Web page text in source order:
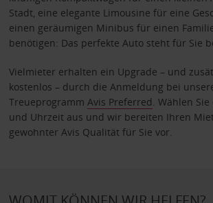
Stadt, eine elegante Limousine für eine
einen geräumigen Minibus für einen
benötigen: Das perfekte Auto steht für Sie
Vielmieter erhalten ein Upgrade – und
kostenlos – durch die Anmeldung bei
Treueprogramm Avis Preferred . Wählen
und Uhrzeit aus und wir bereiten Ihren
gewohnter Avis Qualität für Sie vor.